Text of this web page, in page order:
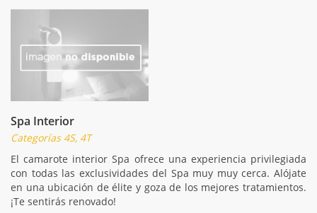
Spa Interior
Categorías 4S, 4T
El camarote interior Spa ofrece una experiencia privilegiada
con todas las exclusividades del Spa muy muy cerca. Alójate
en una ubicación de élite y goza de los mejores tratamientos.
¡Te sentirás renovado!